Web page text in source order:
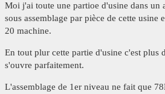
Moi j'ai toute une partioe d'usine dans un
sous assemblage par pièce de cette usine
20 machine.
En tout plur cette partie d'usine c'est plus
s'ouvre parfaitement.
L'assemblage de 1er niveau ne fait que